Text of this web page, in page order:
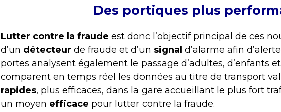
Des portiques plus
Lutter contre la fraude est donc l’objectif principal de ces
d’un détecteur de fraude et d’un signal d’alarme afin
portes analysent également le passage d’adultes, d’enfants
comparent en temps réel les données au titre de transport
rapides, plus efficaces, dans la gare accueillant le plus fort
un moyen efficace pour lutter contre la fraude.